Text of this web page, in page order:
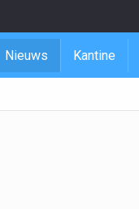
Nieuws Kantine